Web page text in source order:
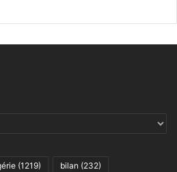
(1219) bilan (232)